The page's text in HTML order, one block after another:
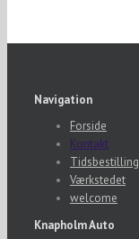
Navigation
Forside
Kontakt
Tidsbestilling
Værkstedet
welcome
Knapholm Auto